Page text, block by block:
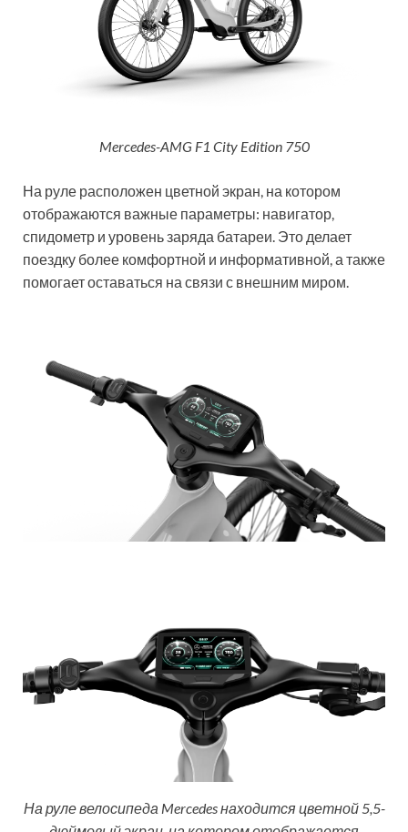
Mercedes-AMG F1 City Edition 750
На руле расположен цветной экран, на котором
отображаются важные параметры: навигатор,
спидометр и уровень заряда батареи. Это делает
поездку более комфортной и информативной, а также
помогает оставаться на связи с внешним миром.
На руле велосипеда Mercedes находится цветной 5,5-